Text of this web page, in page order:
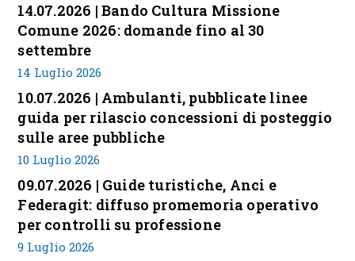
14.07.2026 | Bando Cultura Missione
Comune 2026: domande fino al 30
settembre
14 Luglio 2026
10.07.2026 | Ambulanti, pubblicate linee
guida per rilascio concessioni di posteggio
sulle aree pubbliche
10 Luglio 2026
09.07.2026 | Guide turistiche, Anci e
Federagit: diffuso promemoria operativo
per controlli su professione
9 Luglio 2026